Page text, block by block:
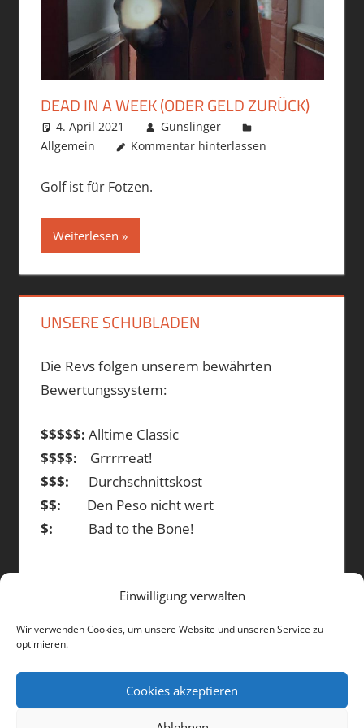
Einwilligung verwalten
Wir verwenden Cookies, um unsere Website und unseren Service zu
optimieren.
Cookies akzeptieren
DEAD IN A WEEK (ODER GELD ZURÜCK)
4. April 2021
Gunslinger
Allgemein
Kommentar hinterlassen
Golf ist für Fotzen.
Weiterlesen
UNSERE SCHUBLADEN
Die Revs folgen unserem bewährten
Bewertungssystem:
$$$$$: Alltime Classic
$$$$: Grrrrreat!
$$$: Durchschnittskost
$$: Den Peso nicht wert
$: Bad to the Bone!
DIE BEITRÄGE